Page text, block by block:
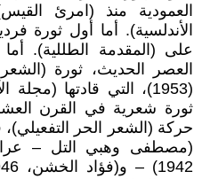
العمودية منذ (امرئ
الأندلسية). أما أول ثورة
على (المقدمة الطللية). أما
العصر الحديث، ثورة
(1953)، التي قادتها
ثورة شعرية في القرن
حركة (الشعر الحر
(مصطفى وهبي التل –